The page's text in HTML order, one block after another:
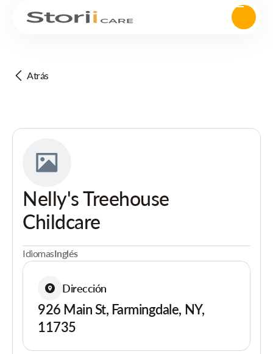
Atrás
Nelly's Treehouse
Childcare
IdiomasInglés
Dirección
926 Main St, Farmingdale, NY,
11735